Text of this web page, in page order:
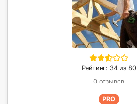
Рейтинг: 34 из 80
0 отзывов
PRO